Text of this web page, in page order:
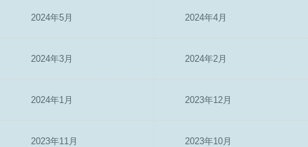
2024年5月 2024年4月
2024年3月 2024年2月
2024年1月 2023年12月
2023年11月 2023年10月